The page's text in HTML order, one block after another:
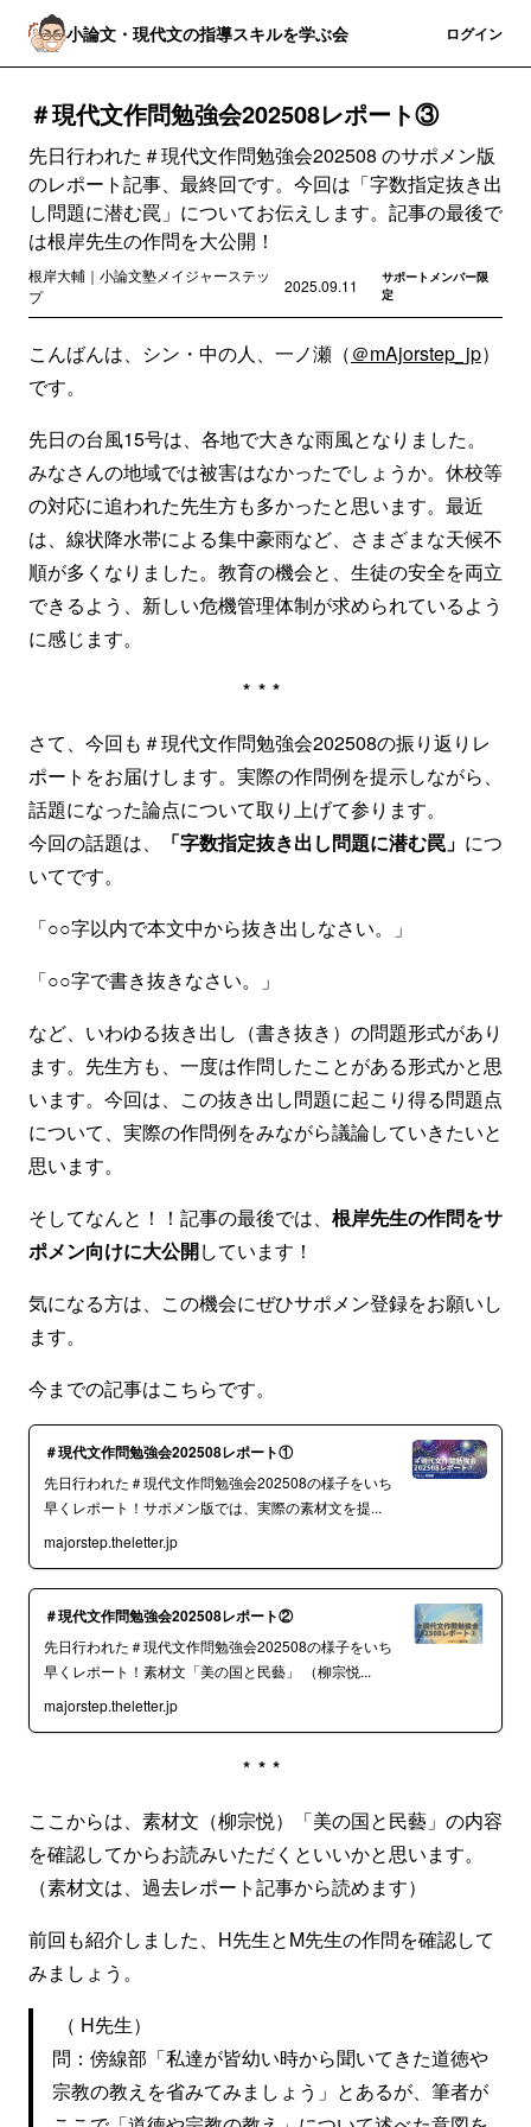
小論文・現代文の指導スキルを学ぶ会 ログイン
＃現代文作問勉強会202508レポート③
先日行われた＃現代文作問勉強会202508 のサポメン版
のレポート記事、最終回です。今回は「字数指定抜き出
し問題に潜む罠」についてお伝えします。記事の最後で
は根岸先生の作問を大公開！
根岸大輔｜小論文塾メイジャーステッ
プ
2025.09.11
サポートメンバー限
定
こんばんは、シン・中の人、一ノ瀬（＠mAjorstep_jp）
です。
先日の台風15号は、各地で大きな雨風となりました。
みなさんの地域では被害はなかったでしょうか。休校等
の対応に追われた先生方も多かったと思います。最近
は、線状降水帯による集中豪雨など、さまざまな天候不
順が多くなりました。教育の機会と、生徒の安全を両立
できるよう、新しい危機管理体制が求められているよう
に感じます。
***
さて、今回も＃現代文作問勉強会202508の振り返りレ
ポートをお届けします。実際の作問例を提示しながら、
話題になった論点について取り上げて参ります。
今回の話題は、
「字数指定抜き出し問題に潜む罠」 につ
いてです。
「○○字以内で本文中から抜き出しなさい。」
「○○字で書き抜きなさい。」
など、いわゆる抜き出し（書き抜き）の問題形式があり
ます。先生方も、一度は作問したことがある形式かと思
います。今回は、この抜き出し問題に起こり得る問題点
について、実際の作問例をみながら議論していきたいと
思います。
そしてなんと！！記事の最後では、 根岸先生の作問をサ
ポメン向けに大公開しています！
気になる方は、この機会にぜひサポメン登録をお願いし
ます。
今までの記事はこちらです。
＃現代文作問勉強会202508レポート①
先日行われた＃現代文作問勉強会202508の様子をいち
早くレポート！サポメン版では、実際の素材文を提...
majorstep.theletter.jp
＃現代文作問勉強会202508レポート②
先日行われた＃現代文作問勉強会202508の様子をいち
早くレポート！素材文「美の国と民藝」 （柳宗悦...
majorstep.theletter.jp
***
ここからは、素材文（柳宗悦）「美の国と民藝」の内容
を確認してからお読みいただくといいかと思います。
（素材文は、過去レポート記事から読めます）
前回も紹介しました、H先生とM先生の作問を確認して
みましょう。
（ H先生）
問：傍線部「私達が皆幼い時から聞いてきた道徳や
宗教の教えを省みてみましょう」とあるが、筆者が